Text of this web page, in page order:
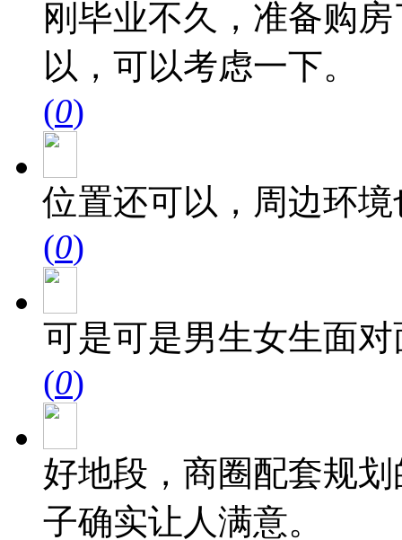
刚毕业不久，准备购
以，可以考虑一下。
(0)
位置还可以，周边环
(0)
可是可是男生女生面
(0)
好地段，商圈配套规
子确实让人满意。